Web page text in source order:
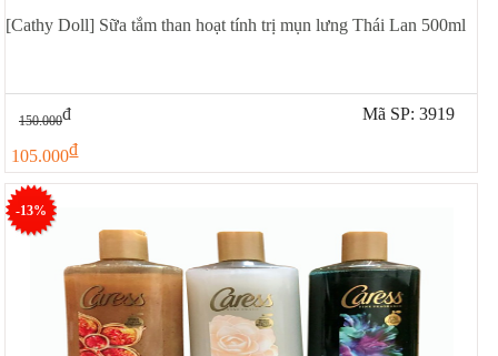
[Cathy Doll] Sữa tắm than hoạt tính trị mụn lưng Thái Lan 500ml
150.000đ
105.000đ
Mã SP: 3919
-13%